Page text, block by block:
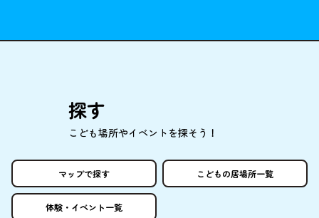
探す
こども場所やイベントを探そう！
マップで探す こどもの居場所一覧
体験 ・イベント一覧